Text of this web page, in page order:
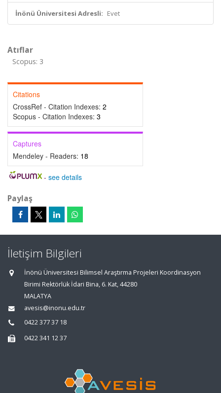
İnönü Üniversitesi Adresli: Evet
Atıflar
Scopus: 3
Citations
CrossRef - Citation Indexes: 2
Scopus - Citation Indexes: 3
Captures
Mendeley - Readers: 18
- see details
Paylaş
İletişim Bilgileri
İnönü Üniversitesi Bilimsel Araştırma Projeleri Koordinasyon
Birimi Rektörlük İdari Bina, 6. Kat, 44280
MALATYA
avesis@inonu.edu.tr
0422 377 37 18
0422 341 12 37